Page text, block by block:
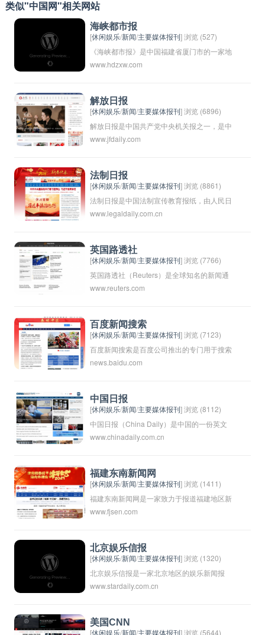
类似"中国网"相关网站
海峡都市报
[休闲娱乐/新闻/主要媒体报刊] 浏览 (527)
《海峡都市报》是中国福建省厦门市的一家地
方性报纸。该报创刊于2009年，是厦门市最
热点为主，深受当地读者喜爱。该报在厦门市
拥有广泛的发行网络，是居民获取本地资讯的
重要渠道之一。
www.hdzxw.com
解放日报
[休闲娱乐/新闻/主要媒体报刊] 浏览 (6896)
解放日报是中国共产党中央机关报之一，是中
国最早的党报之一，也是中国最大的全国性综
《解放日报》，是中国共产党领导下的解放区
报纸，主要报道抗日战争和解放战争的进展情
况，传达党的路线政策和宣传党的主张。解放
日报至今仍是中国共产党的重要喉舌之一，发
www.jfdaily.com
法制日报
[休闲娱乐/新闻/主要媒体报刊] 浏览 (8861)
法制日报是中国法制宣传教育报纸，由人民日
报社主办，以宣传法律知识、推广法治理念为
行，内容涵盖法律法规解读、案例分析、实况
报道等，为读者提供权威、及时的法制信息和
指导。
www.legaldaily.com.cn
英国路透社
[休闲娱乐/新闻/主要媒体报刊] 浏览 (7766)
英国路透社（Reuters）是全球知名的新闻通
讯社，总部位于英国伦敦。成立于1851年，
观和及时的新闻报道而闻名。路透社报道涵盖
了全球政治、经济、金融、科技、体育等各个
领域的新闻事件，为全球各大媒体提供新闻服
务。路透社的报道被广泛引用，被认为是全球
www.reuters.com
百度新闻搜索
[休闲娱乐/新闻/主要媒体报刊] 浏览 (7123)
百度新闻搜索是百度公司推出的专门用于搜索
新闻资讯的服务平台。用户可以在百度新闻搜
息等。这个平台整合了各大新闻媒体和新闻网
站的新闻内容，让用户可以更便捷地获取到最
新的新闻信息。百度新闻搜索也可以通过个性
化推荐的方式，根据用户的搜索习惯和兴趣爱
news.baidu.com
中国日报
[休闲娱乐/新闻/主要媒体报刊] 浏览 (8112)
中国日报（China Daily）是中国的一份英文
日报，于1981年创刊。作为中国官方的全国
济、文化、社会等多个领域。中国日报广泛引
用了中国社会各界的消息来源，为国际读者提
供了解中国的重要窗口。中国日报也在全球范
围内设有多个发行版本，包括欧洲版、美洲
读者传递中国的声音和信息。
www.chinadaily.com.cn
福建东南新闻网
[休闲娱乐/新闻/主要媒体报刊] 浏览 (1411)
福建东南新闻网是一家致力于报道福建地区新
闻的在线媒体平台，提供包括新闻、政治、经
讯。通过其网站和移动端客户端，用户可以随
时随地获取最新的福建地区新闻动态。福建东
南新闻网致力于传播正能量，关注民生热点，
推动地方经济社会发展，是福建地区广大网民
www.fjsen.com
北京娱乐信报
[休闲娱乐/新闻/主要媒体报刊] 浏览 (1320)
北京娱乐信报是一家北京地区的娱乐新闻报
纸，报道当地和全国的娱乐资讯和新闻。它是
影、音乐、电视、明星、演出等方面的内容，
深受北京市民和娱乐爱好者的喜爱。
www.stardaily.com.cn
美国CNN
[休闲娱乐/新闻/主要媒体报刊] 浏览 (5644)